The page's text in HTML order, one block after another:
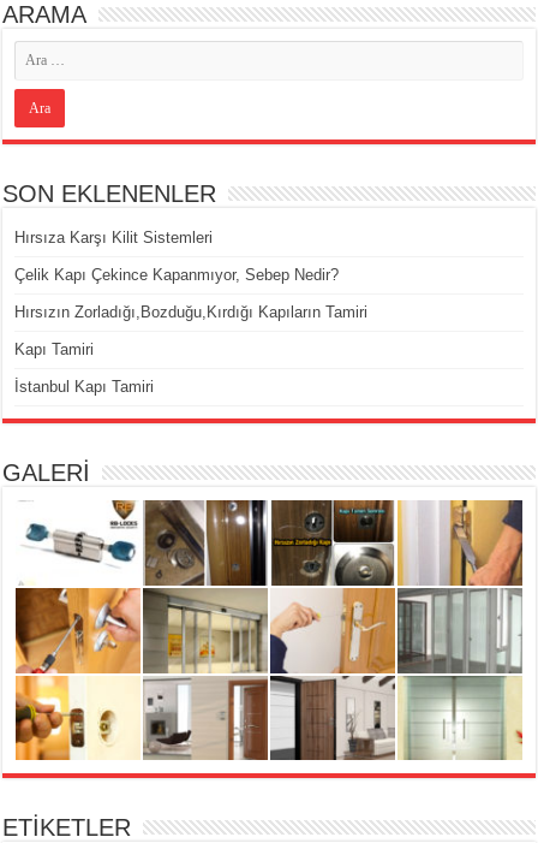
ARAMA
SON EKLENENLER
Hırsıza Karşı Kilit Sistemleri
Çelik Kapı Çekince Kapanmıyor, Sebep Nedir?
Hırsızın Zorladığı,Bozduğu,Kırdığı Kapıların Tamiri
Kapı Tamiri
İstanbul Kapı Tamiri
GALERİ
ETİKETLER